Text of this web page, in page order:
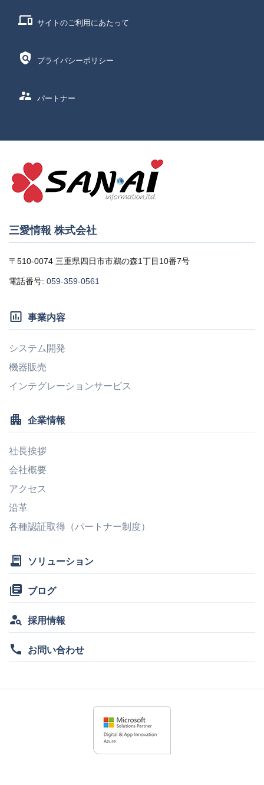
phonelink サイトのご利用にあたって
policy プライバシーポリシー
supervisor_account パートナー
三愛情報 株式会社
〒510-0074 三重県四日市市鵜の森1丁目10番7号
電話番号: 059-359-0561
insert_chart_outlined 事業内容
システム開発
機器販売
インテグレーションサービス
apartment 企業情報
社長挨拶
会社概要
アクセス
沿革
各種認証取得（パートナー制度）
receipt_long ソリューション
library_books ブログ
person_search 採用情報
call お問い合わせ